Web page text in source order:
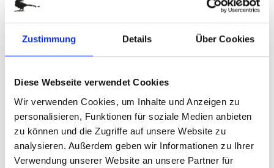
Zustimmung Details Über Cookies
Diese Webseite verwendet Cookies
Wir verwenden Cookies, um Inhalte und Anzeigen zu
personalisieren, Funktionen für soziale Medien anbieten
zu können und die Zugriffe auf unsere Website zu
analysieren. Außerdem geben wir Informationen zu Ihrer
Verwendung unserer Website an unsere Partner für
Dreimonatskalender, die sich ideal für den Einsatz im
geschäftlichen Umfeld eignen. Gerade für Unternehmen
mit internationalen Kontakten ist der Deutschland-
Kalender eine attraktive Option. Dank der
mehrsprachigen Gestaltung eignet er sich besonders gut
und verbindet praktische Terminübersicht mit
ansprechender Bildgestaltung.
3-MONATSPLANER ALS WERBEMITTEL
Kalender zählen zu den beliebtesten Werbemitteln. Ob